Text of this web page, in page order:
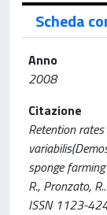
Scheda
Anno
2008
Citazione
Retention
sponge
R., Pronzato,
ISSN 1123-